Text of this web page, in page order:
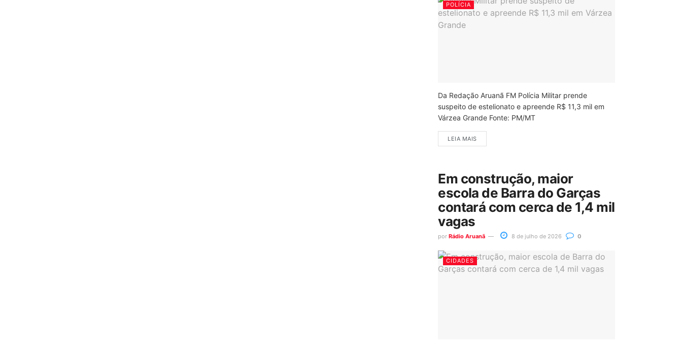
POLÍCIA
Da Redação Aruanã FM Polícia Militar prende
suspeito de estelionato e apreende R$ 11,3 mil em
Várzea Grande Fonte: PM/MT
LEIA MAIS
Em construção, maior
escola de Barra do Garças
contará com cerca de 1,4 mil
vagas
por Rádio Aruanã 8 de julho de 2026 0
CIDADES